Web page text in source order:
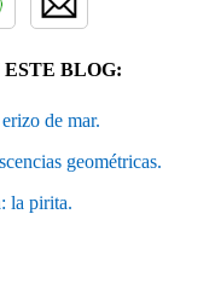
BLOG:
de mar.
geométricas.
la pirita.